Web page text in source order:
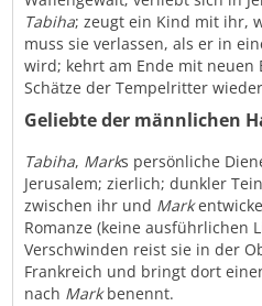
Tabiha; zeugt ein Kind mit ihr,
muss sie verlassen, als er in
wird; kehrt am Ende mit neuen
Schätze der Tempelritter
Geliebte der männlichen
Tabiha, Marks persönliche
Jerusalem; zierlich; dunkler
zwischen ihr und Mark
Romanze (keine ausführlichen
Verschwinden reist sie in der
Frankreich und bringt dort
nach Markbenennt.